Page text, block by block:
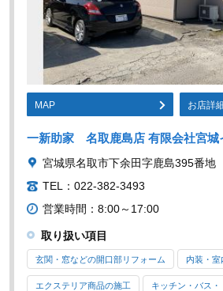
MAP お店詳
一新助家 名取鹿島店 有限会社宮城
宮城県名取市下余田字鹿島395番地
TEL：022-382-3493
営業時間：8:00～17:00
取り扱い項目
玄関・窓などの開口部リフォーム 内装・室
エクステリア商品の施工 キッチン・バス